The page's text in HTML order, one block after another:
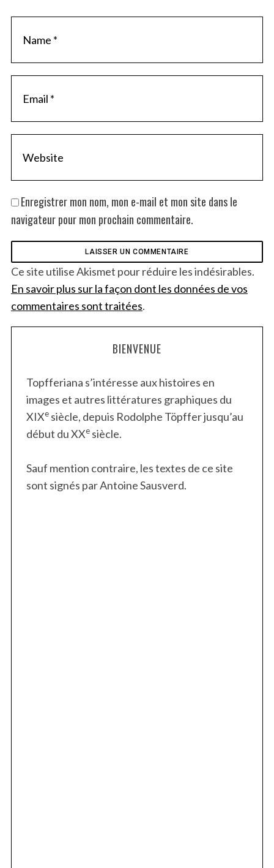
Enregistrer mon nom, mon e-mail et mon site dans le
navigateur pour mon prochain commentaire.
Ce site utilise Akismet pour réduire les indésirables.
En savoir plus sur la façon dont les données de vos
commentaires sont traitées.
BIENVENUE
Topfferiana s’intéresse aux histoires en
images et autres littératures graphiques du
XIXesiècle, depuis Rodolphe Töpffer jusqu’au
début du XXesiècle.
Sauf mention contraire, les textes de ce site
sont signés par Antoine Sausverd.